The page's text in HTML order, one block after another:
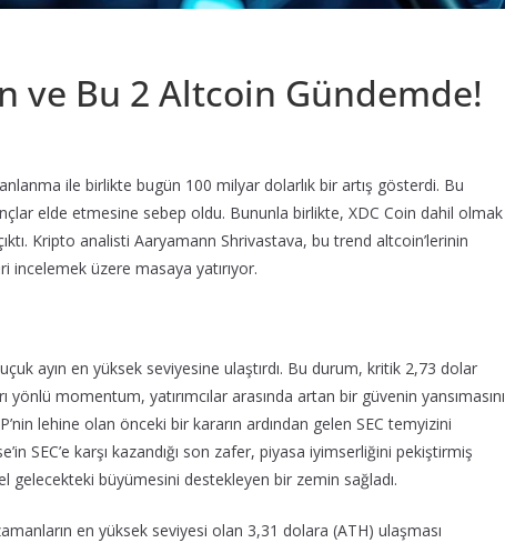
ve Bu 2 Altcoin Gündemde!
ile birlikte bugün 100 milyar dolarlık bir artış gösterdi. Bu
elde etmesine sebep oldu. Bununla birlikte, XDC Coin dahil olmak
Kripto analisti Aaryamann Shrivastava, bu trend altcoin’lerinin
üzere masaya yatırıyor.
ayın en yüksek seviyesine ulaştırdı. Bu durum, kritik 2,73 dolar
yönlü momentum, yatırımcılar arasında artan bir güvenin yansımasını
lehine olan önceki bir kararın ardından gelen SEC temyizini
SEC’e karşı kazandığı son zafer, piyasa iyimserliğini pekiştirmiş
gelecekteki büyümesini destekleyen bir zemin sağladı.
en yüksek seviyesi olan 3,31 dolara (ATH) ulaşması